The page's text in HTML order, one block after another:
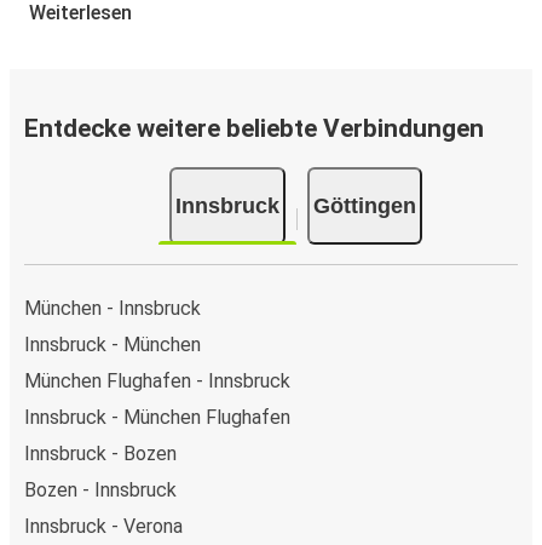
Wenn Du Dein Ticket von Innsbruck nach Göttingen online
Kreditkarte (Visa/Mastercard/Maestro/Amex/Diners
Club/JCB/Discover) Carte Bleue, PayPal, Google Pay und
Apple Pay. Alternativ kannst Du an Bord oder an einer
Verkaufsstelle in bar bezahlen.
Weiterlesen
Entdecke weitere beliebte Verbindungen
Innsbruck Göttingen
München - Innsbruck
Innsbruck - München
München Flughafen - Innsbruck
Innsbruck - München Flughafen
Innsbruck - Bozen
Bozen - Innsbruck
Innsbruck - Verona